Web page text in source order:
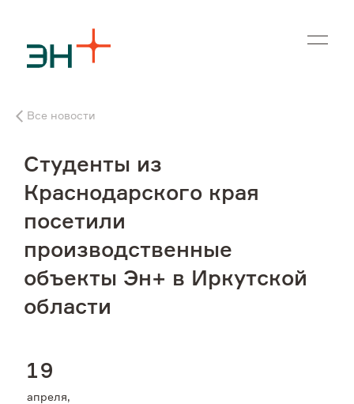
О нас
Чем мы занимаемся
Инвесторам
Устойчивое развитие
Все новости
Студенты из
Краснодарского края
посетили
производственные
объекты Эн+ в Иркутской
области
19
апреля,